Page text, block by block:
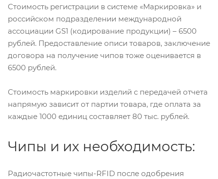
Стоимость регистрации в системе «Маркировка» и
российском подразделении международной
ассоциации GS1 (кодирование продукции) – 6500
рублей. Предоставление описи товаров, заключение
договора на получение чипов тоже оценивается в
6500 рублей.
Стоимость маркировки изделий с передачей отчета
напрямую зависит от партии товара, где оплата за
каждые 1000 единиц составляет 80 тыс. рублей.
Чипы и их необходимость:
Радиочастотные чипы-RFID после одобрения